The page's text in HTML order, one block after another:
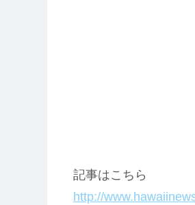
記事はこちら
http://